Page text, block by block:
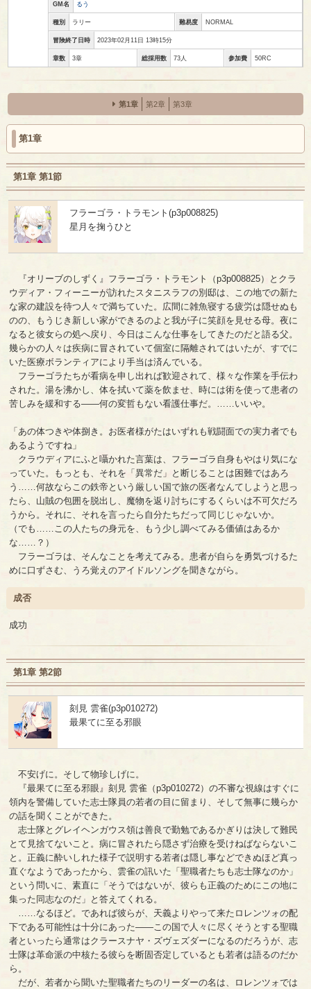
GM名 るう
種別 ラリー 難易度 NORMAL
冒険終了日時 2023年02月11日 13時15分
章数 3章 総採用数 73人 参加費 50RC
第1章 第2章 第3章
第1章
第1章 第1節
フラーゴラ・トラモント(p3p008825)
星月を掬うひと
『オリーブのしずく』フラーゴラ・トラモント（p3p008825）とクラ
ウディア・フィーニーが訪れたスタニスラフの別邸は、この地での新た
な家の建設を待つ人々で満ちていた。広間に雑魚寝する疲労は隠せぬも
のの、もうじき新しい家ができるのよと我が子に笑顔を見せる母。夜に
なると彼女らの処へ戻り、今日はこんな仕事をしてきたのだと語る父。
幾らかの人々は疾病に冒されていて個室に隔離されてはいたが、すでに
いた医療ボランティアにより手当は済んでいる。
フラーゴラたちが看病を申し出れば歓迎されて、様々な作業を手伝わ
された。湯を沸かし、体を拭いて薬を飲ませ、時には術を使って患者の
苦しみを緩和する――何の変哲もない看護仕事だ。……いいや。
「あの体つきや体捌き。お医者様がたはいずれも戦闘面での実力者でも
あるようですね」
クラウディアにふと囁かれた言葉は、フラーゴラ自身もやはり気にな
っていた。もっとも、それを「異常だ」と断じることは困難ではあろ
う……何故ならこの鉄帝という厳しい国で旅の医者なんてしようと思っ
たら、山賊の包囲を脱出し、魔物を返り討ちにするくらいは不可欠だろ
うから。それに、それを言ったら自分たちだって同じじゃないか。
（でも……この人たちの身元を、もう少し調べてみる価値はあるか
な……？）
フラーゴラは、そんなことを考えてみる。患者が自らを勇気づけるた
めに口ずさむ、うろ覚えのアイドルソングを聞きながら。
成否
成功
第1章 第2節
刻見 雲雀(p3p010272)
最果てに至る邪眼
不安げに。そして物珍しげに。
『最果てに至る邪眼』刻見 雲雀（p3p010272）の不審な視線はすぐに
領内を警備していた志士隊員の若者の目に留まり、そして無事に幾らか
の話を聞くことができた。
志士隊とグレイヘンガウス領は善良で勤勉であるかぎりは決して難民
とて見捨てないこと。病に冒されたら隠さず治療を受けねばならないこ
と。正義に酔いしれた様子で説明する若者は隠し事などできぬほど真っ
直ぐなようであったから、雲雀の訊いた「聖職者たちも志士隊なのか」
という問いに、素直に「そうではないが、彼らも正義のためにこの地に
集った同志なのだ」と答えてくれる。
……なるほど。であれば彼らが、天義よりやって来たロレンツォの配
下である可能性は十分にあった――この国で人々に尽くそうとする聖職
者といったら通常はクラースナヤ・ズヴェズダーになるのだろうが、志
士隊は革命派の中核たる彼らを断固否定しているとも若者は語るのだか
ら。
だが、若者から聞いた聖職者たちのリーダーの名は、ロレンツォでは